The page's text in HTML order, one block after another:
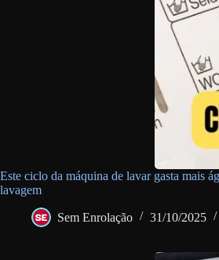
Este ciclo da máquina de lavar gasta mais
lavagem
Sem Enrolação 31/10/2025